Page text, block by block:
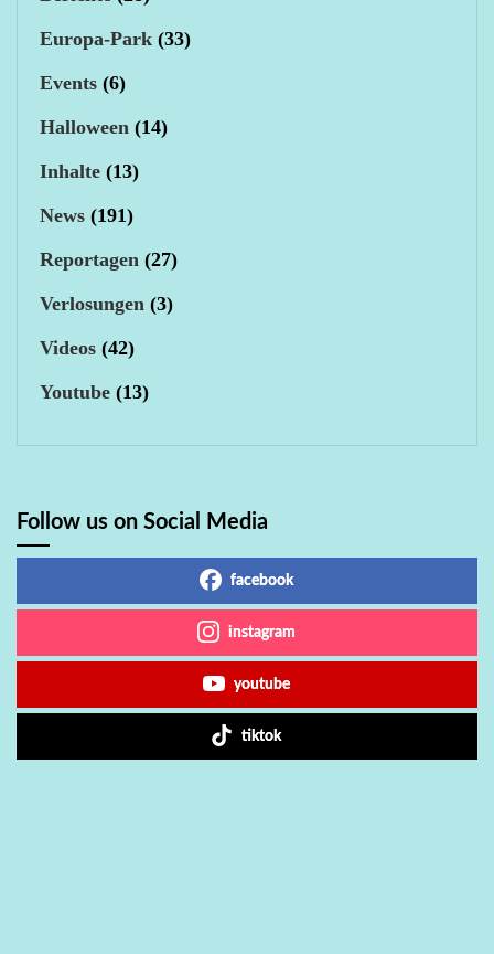
Europa-Park (33)
Events (6)
Halloween (14)
Inhalte (13)
News (191)
Reportagen (27)
Verlosungen (3)
Videos (42)
Youtube (13)
Follow us on Social Media
facebook
instagram
youtube
tiktok